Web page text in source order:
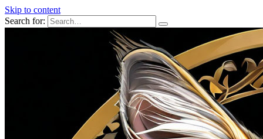
Skip to content
Search for: